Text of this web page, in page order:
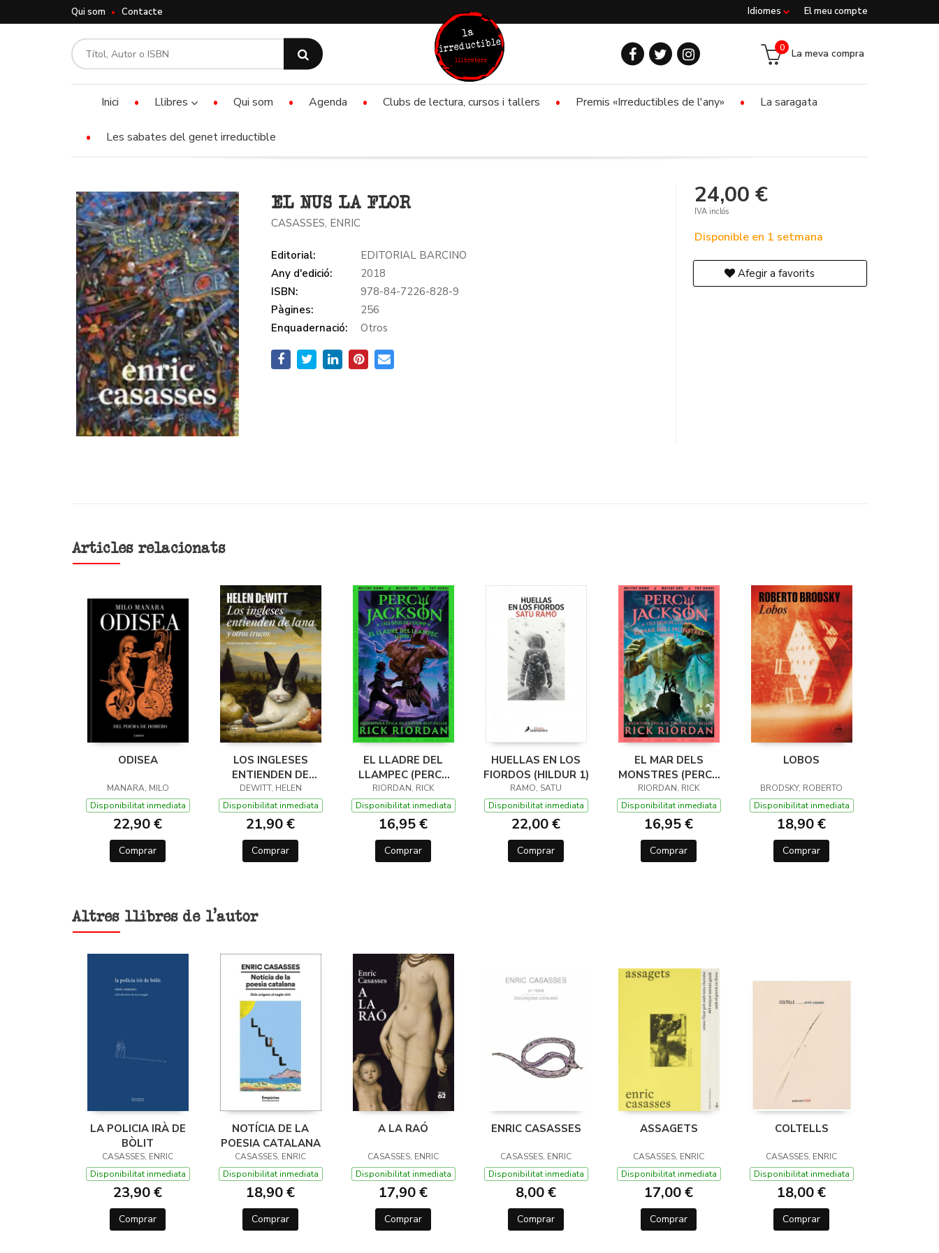
El meu compte
Idiomes
Qui som Contacte
La meva compra
0
Inici Llibres Qui som Agenda Clubs de lectura, cursos i tallers Premis «Irreductibles de l'any» La saragata
Les sabates del genet irreductible
EL NUS LA FLOR
CASASSES, ENRIC
Editorial:
EDITORIAL BARCINO
Any d'edició:
2018
ISBN:
978-84-7226-828-9
Pàgines:
256
Enquadernació:
Otros
24,00 €
IVA inclós
Disponible en 1 setmana
Afegir a favorits
Articles relacionats
ODISEA
MANARA, MILO
Disponibilitat inmediata
22,90 €
Comprar
LOS INGLESES
ENTIENDEN DE
LANA (Y OTROS
TRUCOS)
DEWITT, HELEN
Disponibilitat inmediata
21,90 €
Comprar
EL LLADRE DEL
LLAMPEC (PERCY
JACKSON I ELS
DÉUS DE L'OLIMP 1)
RIORDAN, RICK
Disponibilitat inmediata
16,95 €
Comprar
HUELLAS EN LOS
FIORDOS (HILDUR 1)
RAMO, SATU
Disponibilitat inmediata
22,00 €
Comprar
EL MAR DELS
MONSTRES (PERCY
JACKSON I ELS
DÉUS DE L'OLIMP 2)
RIORDAN, RICK
Disponibilitat inmediata
16,95 €
Comprar
LOBOS
BRODSKY, ROBERTO
Disponibilitat inmediata
18,90 €
Comprar
Altres llibres de l'autor
LA POLICIA IRÀ DE
BÒLIT
CASASSES, ENRIC
Disponibilitat inmediata
23,90 €
Comprar
NOTÍCIA DE LA
POESIA CATALANA
CASASSES, ENRIC
Disponibilitat inmediata
18,90 €
Comprar
A LA RAÓ
CASASSES, ENRIC
Disponibilitat inmediata
17,90 €
Comprar
ENRIC CASASSES
CASASSES, ENRIC
Disponibilitat inmediata
8,00 €
Comprar
ASSAGETS
CASASSES, ENRIC
Disponibilitat inmediata
17,00 €
Comprar
COLTELLS
CASASSES, ENRIC
Disponibilitat inmediata
18,00 €
Comprar